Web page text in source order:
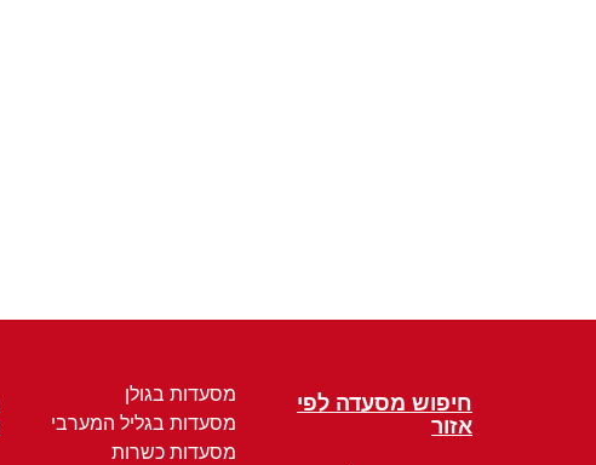
חיפוש מסעדה לפי
אזור
מסעדות בגולן
מסעדות בגליל המערבי
מסעדות כשרות